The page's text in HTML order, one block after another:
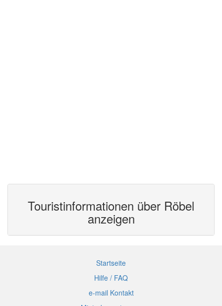
Touristinformationen über Röbel
anzeigen
Startseite
Hilfe / FAQ
e-mail Kontakt